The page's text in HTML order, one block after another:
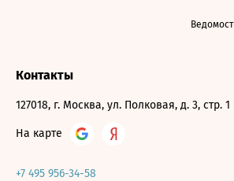
Контакты
127018, г. Москва, ул. Полковая, д. 3, стр. 1
На карте
+7 495 956-34-58